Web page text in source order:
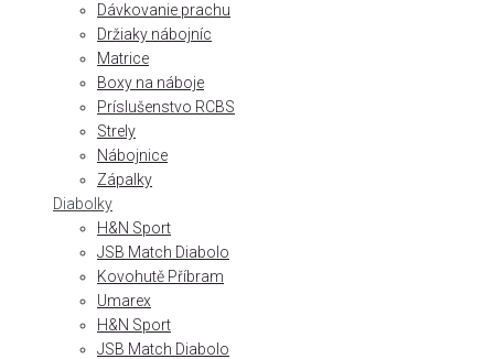
Dávkovanie prachu
Držiaky nábojníc
Matrice
Boxy na náboje
Príslušenstvo RCBS
Strely
Nábojnice
Zápalky
Diabolky
H&N Sport
JSB Match Diabolo
Kovohutě Příbram
Umarex
H&N Sport
JSB Match Diabolo